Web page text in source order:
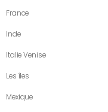
France
Inde
Italie Venise
Les îles
Mexique